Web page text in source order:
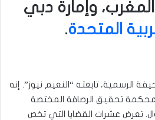
وإمارة دبي
المتحدة.
الرسمية، تابعته “النعيم نيوز”. إنه
تحقيق الرصافة المختصة
تعرض عشرات القضايا التي تخص